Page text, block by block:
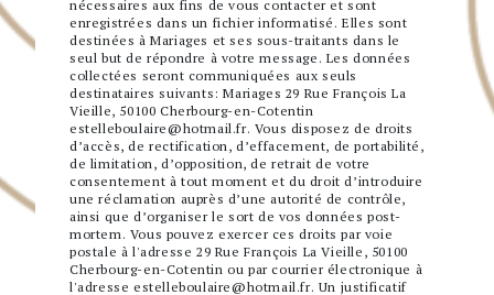
nécessaires aux fins de vous contacter et sont
enregistrées dans un fichier informatisé. Elles sont
destinées à Mariages et ses sous-traitants dans le
seul but de répondre à votre message. Les données
collectées seront communiquées aux seuls
destinataires suivants: Mariages 29 Rue François La
Vieille, 50100 Cherbourg-en-Cotentin
estelleboulaire@hotmail.fr. Vous disposez de droits
d’accès, de rectification, d’effacement, de portabilité,
de limitation, d’opposition, de retrait de votre
consentement à tout moment et du droit d’introduire
une réclamation auprès d’une autorité de contrôle,
ainsi que d’organiser le sort de vos données post-
mortem. Vous pouvez exercer ces droits par voie
postale à l'adresse 29 Rue François La Vieille, 50100
Cherbourg-en-Cotentin ou par courrier électronique à
l'adresse estelleboulaire@hotmail.fr. Un justificatif